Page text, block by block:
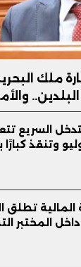
ملك
القومي
السريع
يوليو وتنقذ
المالية تطلق
المختبر